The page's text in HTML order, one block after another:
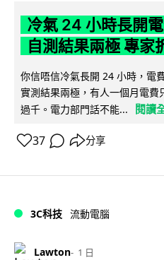
冷氣 24 小時長開
自測結果兩極 專家
你信唔信冷氣長開 24 小時，電
實測結果兩極，有人一個月電
過千。電力部門話不能...
閱讀
37 分享
3C科技 流動電腦
Lawton 1 日